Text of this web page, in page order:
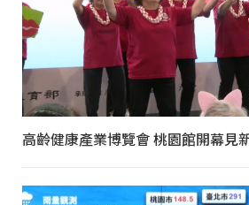
高齡健康產業博覽會 桃園館開幕見